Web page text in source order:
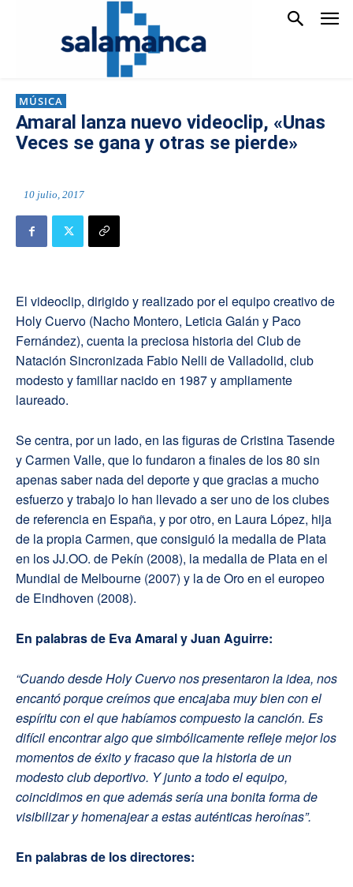
MÚSICA
Amaral lanza nuevo videoclip, «Unas
Veces se gana y otras se pierde»
10 julio, 2017
El videoclip, dirigido y realizado por el equipo creativo de
Holy Cuervo (Nacho Montero, Leticia Galán y Paco
Fernández), cuenta la preciosa historia del Club de
Natación Sincronizada Fabio Nelli de Valladolid, club
modesto y familiar nacido en 1987 y ampliamente
laureado.
Se centra, por un lado, en las figuras de Cristina Tasende
y Carmen Valle, que lo fundaron a finales de los 80 sin
apenas saber nada del deporte y que gracias a mucho
esfuerzo y trabajo lo han llevado a ser uno de los clubes
de referencia en España, y por otro, en Laura López, hija
de la propia Carmen, que consiguió la medalla de Plata
en los JJ.OO. de Pekín (2008), la medalla de Plata en el
Mundial de Melbourne (2007) y la de Oro en el europeo
de Eindhoven (2008).
En palabras de Eva Amaral y Juan Aguirre:
“Cuando desde Holy Cuervo nos presentaron la idea, nos
encantó porque creímos que encajaba muy bien con el
espíritu con el que habíamos compuesto la canción. Es
difícil encontrar algo que simbólicamente refleje mejor los
momentos de éxito y fracaso que la historia de un
modesto club deportivo. Y junto a todo el equipo,
coincidimos en que además sería una bonita forma de
visibilizar y homenajear a estas auténticas heroínas”.
En palabras de los directores: